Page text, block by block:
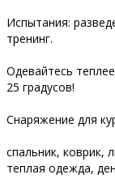
Испытания:
тренинг.
Одевайтесь
25 градусов!
Снаряжение для
спальник, коврик,
теплая одежда,